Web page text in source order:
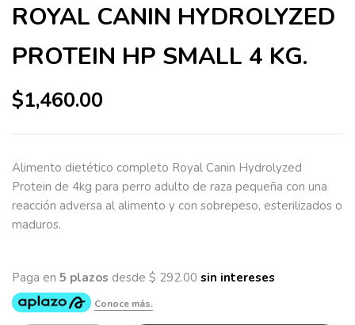
ROYAL CANIN HYDROLYZED
PROTEIN HP SMALL 4 KG.
$1,460.00
Alimento dietético completo Royal Canin Hydrolyzed
Protein de 4kg para perro adulto de raza pequeña con una
reacción adversa al alimento y con sobrepeso, esterilizados o
maduros.